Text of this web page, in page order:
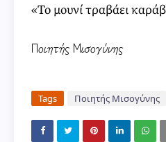
«Το μουνί τραβάει
Ποιητής Μισογύνης
Tags Ποιητής Μισογύνης